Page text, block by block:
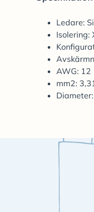
Ledare:
Isolering:
AWG: 12
mm2: